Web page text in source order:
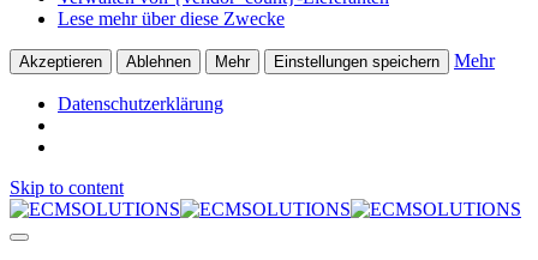
Lese mehr über diese Zwecke
Akzeptieren Ablehnen Mehr Einstellungen speichern Mehr
Datenschutzerklärung
Skip to content